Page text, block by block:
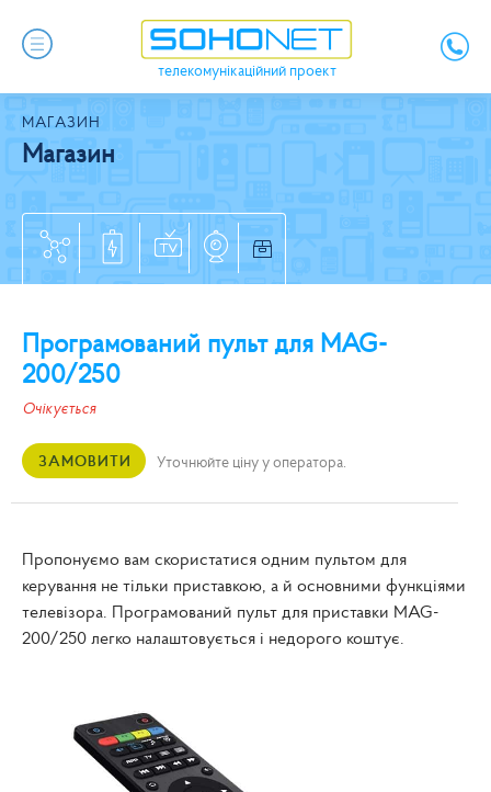
телекомунікаційний проект
МАГАЗИН
Магазин
Програмований пульт для MAG-
200/250
Очікується
ЗАМОВИТИ Уточнюйте ціну у оператора.
Пропонуємо вам скористатися одним пультом для
керування не тільки приставкою, а й основними функціями
телевізора. Програмований пульт для приставки MAG-
200/250 легко налаштовується і недорого коштує.